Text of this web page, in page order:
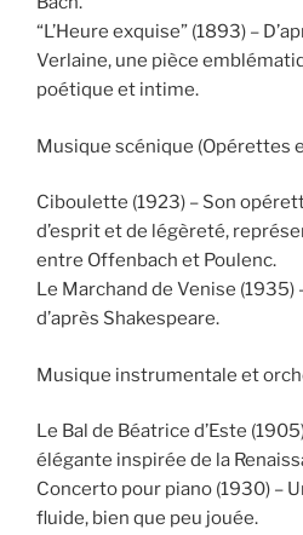
“L’Heure exquise” (1893) –
Verlaine, une pièce
poétique et intime.
Musique scénique (Opérettes
Ciboulette (1923) – Son
d’esprit et de légèreté,
entre Offenbach et Poulenc.
Le Marchand de Venise (1935)
d’après Shakespeare.
Musique instrumentale et
Le Bal de Béatrice d’Este
élégante inspirée de la
Concerto pour piano (1930) –
fluide, bien que peu jouée.